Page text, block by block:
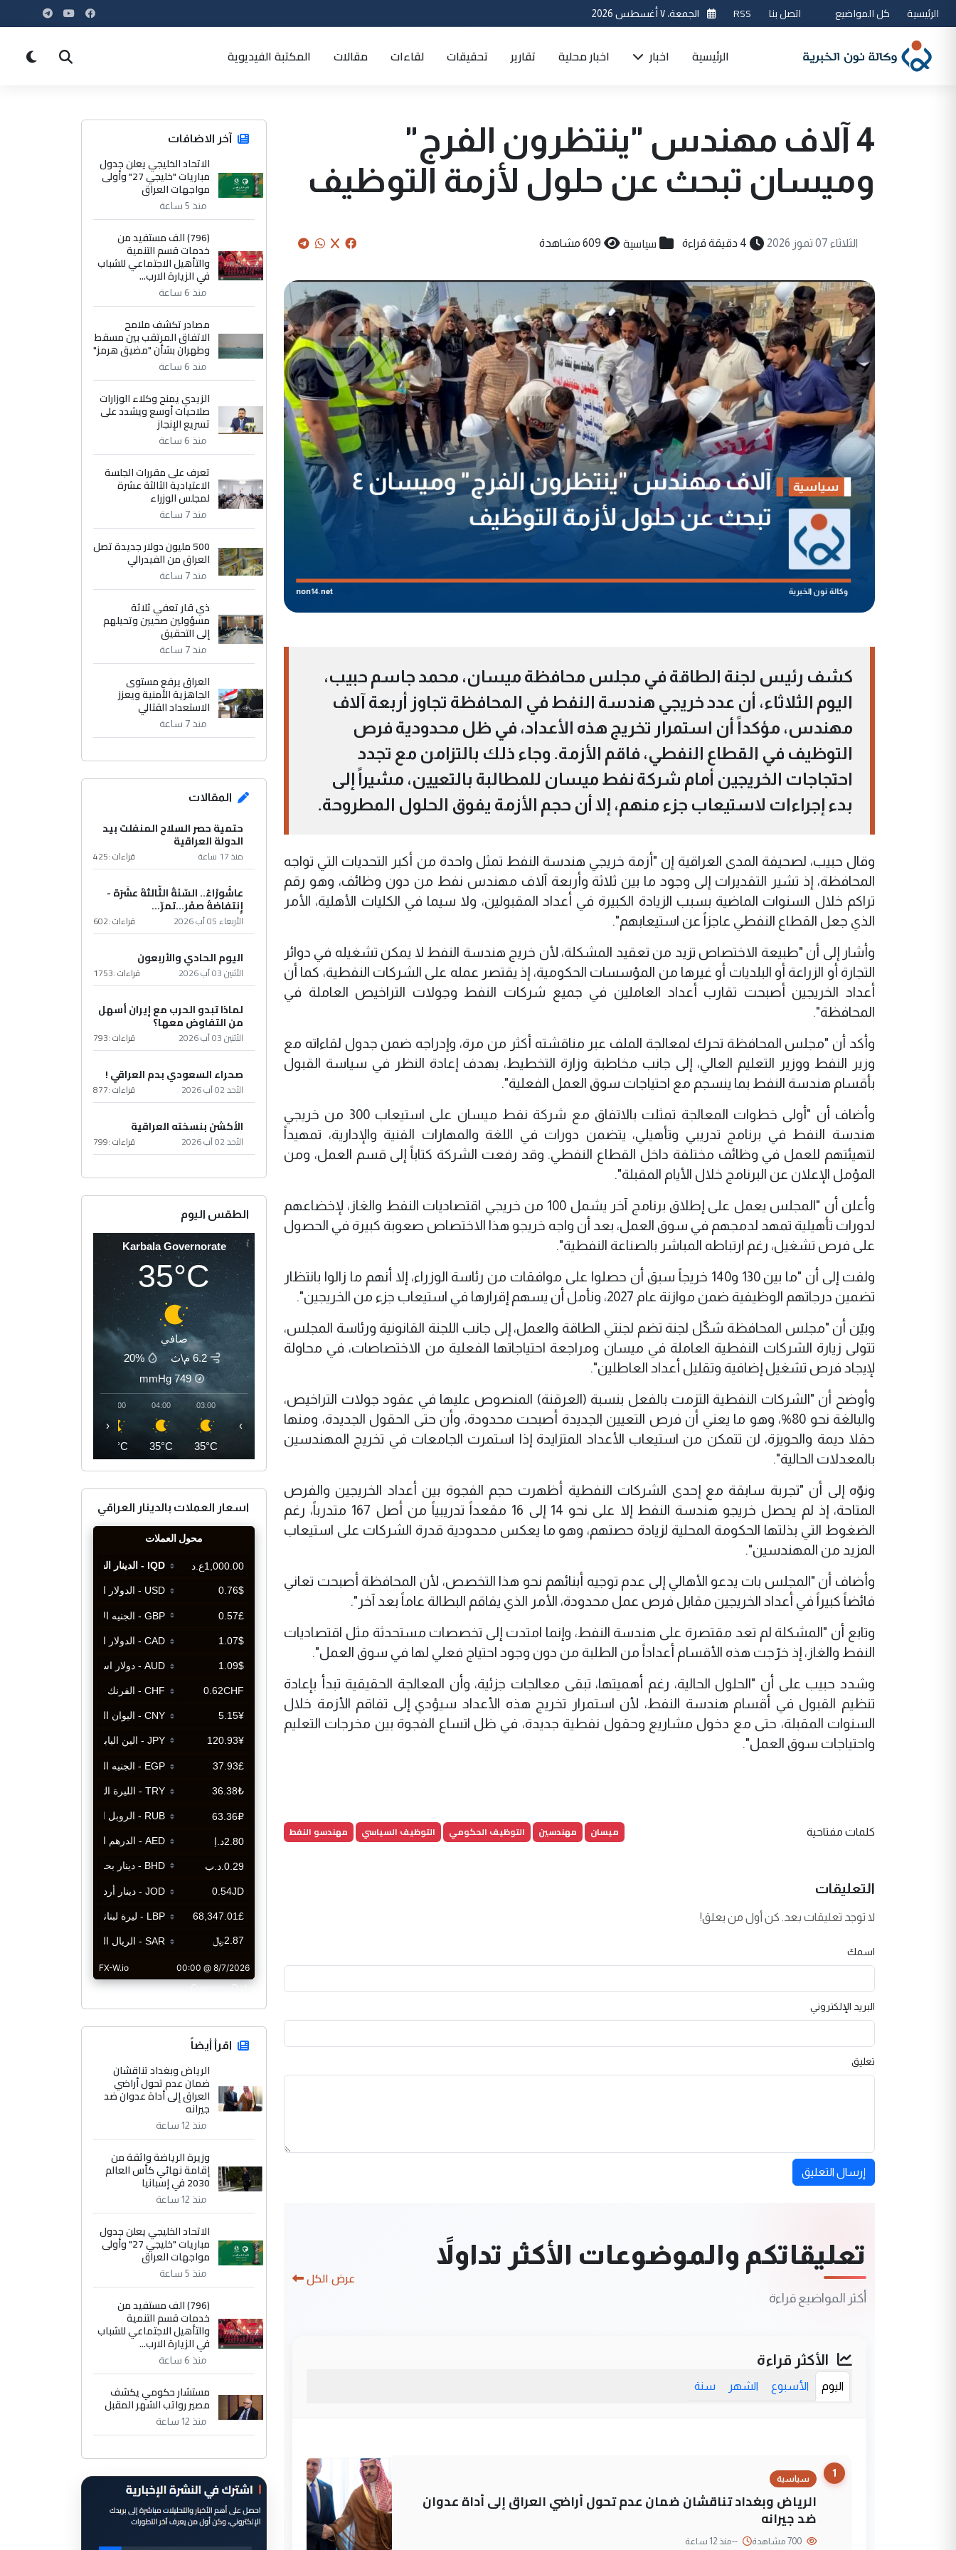
الرئيسية كل المواضيع اتصل بنا RSS الجمعة، ٧ أغسطس 2026
الرئيسية اخبار اخبار محلية تقارير تحقيقات لقاءات مقالات المكتبة الفيديوية
4 آلاف مهندس "ينتظرون الفرج"
وميسان تبحث عن حلول لأزمة التوظيف
الثلاثاء 07 تموز 2026 4 دقيقة قراءة سياسية 609 مشاهدة
كشف رئيس لجنة الطاقة في مجلس محافظة ميسان، محمد جاسم حبيب،
اليوم الثلاثاء، أن عدد خريجي هندسة النفط في المحافظة تجاوز أربعة آلاف
مهندس، مؤكداً أن استمرار تخريج هذه الأعداد، في ظل محدودية فرص
التوظيف في القطاع النفطي، فاقم الأزمة. وجاء ذلك بالتزامن مع تجدد
احتجاجات الخريجين أمام شركة نفط ميسان للمطالبة بالتعيين، مشيراً إلى
بدء إجراءات لاستيعاب جزء منهم، إلا أن حجم الأزمة يفوق الحلول المطروحة.
وقال حبيب، لصحيفة المدى العراقية إن "أزمة خريجي هندسة النفط تمثل واحدة من أكبر التحديات التي تواجه
المحافظة، إذ تشير التقديرات إلى وجود ما بين ثلاثة وأربعة آلاف مهندس نفط من دون وظائف، وهو رقم
تراكم خلال السنوات الماضية بسبب الزيادة الكبيرة في أعداد المقبولين، ولا سيما في الكليات الأهلية، الأمر
الذي جعل القطاع النفطي عاجزاً عن استيعابهم".
وأشار إلى أن "طبيعة الاختصاص تزيد من تعقيد المشكلة، لأن خريج هندسة النفط لا يمكن تشغيله في دوائر
التجارة أو الزراعة أو البلديات أو غيرها من المؤسسات الحكومية، إذ يقتصر عمله على الشركات النفطية، كما أن
أعداد الخريجين أصبحت تقارب أعداد العاملين في جميع شركات النفط وجولات التراخيص العاملة في
المحافظة".
وأكد أن "مجلس المحافظة تحرك لمعالجة الملف عبر مناقشته أكثر من مرة، وإدراجه ضمن جدول لقاءاته مع
وزير النفط ووزير التعليم العالي، إلى جانب مخاطبة وزارة التخطيط، بهدف إعادة النظر في سياسة القبول
بأقسام هندسة النفط بما ينسجم مع احتياجات سوق العمل الفعلية".
وأضاف أن "أولى خطوات المعالجة تمثلت بالاتفاق مع شركة نفط ميسان على استيعاب 300 من خريجي
هندسة النفط في برنامج تدريبي وتأهيلي، يتضمن دورات في اللغة والمهارات الفنية والإدارية، تمهيداً
لتهيئتهم للعمل في وظائف مختلفة داخل القطاع النفطي. وقد رفعت الشركة كتاباً إلى قسم العمل، ومن
المؤمل الإعلان عن البرنامج خلال الأيام المقبلة".
وأعلن أن "المجلس يعمل على إطلاق برنامج آخر يشمل 100 من خريجي اقتصاديات النفط والغاز، لإخضاعهم
لدورات تأهيلية تمهد لدمجهم في سوق العمل، بعد أن واجه خريجو هذا الاختصاص صعوبة كبيرة في الحصول
على فرص تشغيل، رغم ارتباطه المباشر بالصناعة النفطية".
ولفت إلى أن "ما بين 130 و140 خريجاً سبق أن حصلوا على موافقات من رئاسة الوزراء، إلا أنهم ما زالوا بانتظار
تضمين درجاتهم الوظيفية ضمن موازنة عام 2027، ونأمل أن يسهم إقرارها في استيعاب جزء من الخريجين".
وبيّن أن "مجلس المحافظة شكّل لجنة تضم لجنتي الطاقة والعمل، إلى جانب اللجنة القانونية ورئاسة المجلس،
تتولى زيارة الشركات النفطية العاملة في ميسان ومراجعة احتياجاتها الفعلية من الاختصاصات، في محاولة
لإيجاد فرص تشغيل إضافية وتقليل أعداد العاطلين".
وأوضح أن "الشركات النفطية التزمت بالفعل بنسبة (العرقنة) المنصوص عليها في عقود جولات التراخيص،
والبالغة نحو 80%، وهو ما يعني أن فرص التعيين الجديدة أصبحت محدودة، وأن حتى الحقول الجديدة، ومنها
حقلا ديمة والحويزة، لن تتمكن من استيعاب الأعداد المتزايدة إذا استمرت الجامعات في تخريج المهندسين
بالمعدلات الحالية".
ونوّه إلى أن "تجربة سابقة مع إحدى الشركات النفطية أظهرت حجم الفجوة بين أعداد الخريجين والفرص
المتاحة، إذ لم يحصل خريجو هندسة النفط إلا على نحو 14 إلى 16 مقعداً تدريبياً من أصل 167 متدرباً، رغم
الضغوط التي بذلتها الحكومة المحلية لزيادة حصتهم، وهو ما يعكس محدودية قدرة الشركات على استيعاب
المزيد من المهندسين".
وأضاف أن "المجلس بات يدعو الأهالي إلى عدم توجيه أبنائهم نحو هذا التخصص، لأن المحافظة أصبحت تعاني
فائضاً كبيراً في أعداد الخريجين مقابل فرص عمل محدودة، الأمر الذي يفاقم البطالة عاماً بعد آخر".
وتابع أن "المشكلة لم تعد مقتصرة على هندسة النفط، وإنما امتدت إلى تخصصات مستحدثة مثل اقتصاديات
النفط والغاز، إذ خرّجت هذه الأقسام أعداداً من الطلبة من دون وجود احتياج فعلي لها في سوق العمل".
وشدد حبيب على أن "الحلول الحالية، رغم أهميتها، تبقى معالجات جزئية، وأن المعالجة الحقيقية تبدأ بإعادة
تنظيم القبول في أقسام هندسة النفط، لأن استمرار تخريج هذه الأعداد سيؤدي إلى تفاقم الأزمة خلال
السنوات المقبلة، حتى مع دخول مشاريع وحقول نفطية جديدة، في ظل اتساع الفجوة بين مخرجات التعليم
واحتياجات سوق العمل".
كلمات مفتاحية ميسان مهندسين التوظيف الحكومي التوظيف السياسي مهندسو النفط
التعليقات
لا توجد تعليقات بعد. كن أول من يعلق!
اسمك
البريد الإلكتروني
تعليق
إرسال التعليق
تعليقاتكم والموضوعات الأكثر تداولاً
أكثر المواضيع قراءة
عرض الكل
الأكثر قراءة
اليوم الأسبوع الشهر سنة
1
سياسية
الرياض وبغداد تناقشان ضمان عدم تحول أراضي العراق إلى أداة عدوان
ضد جيرانه
--منذ 12 ساعة
آخر الاضافات
الاتحاد الخليجي يعلن جدول
مباريات "خليجي 27" وأولى
مواجهات العراق
منذ 5 ساعة
(796) الف مستفيد من
خدمات قسم التنمية
والتأهيل الاجتماعي للشباب
في الزيارة الارب...
منذ 6 ساعة
مصادر تكشف ملامح
الاتفاق المرتقب بين مسقط
وطهران بشأن "مضيق هرمز"
منذ 6 ساعة
الزيدي يمنح وكلاء الوزارات
صلاحيات أوسع ويشدد على
تسريع الإنجاز
منذ 6 ساعة
تعرف على مقررات الجلسة
الاعتيادية الثالثة عشرة
لمجلس الوزراء
منذ 7 ساعة
500 مليون دولار جديدة تصل
العراق من الفيدرالي
منذ 7 ساعة
ذي قار تعفي ثلاثة
مسؤولين صحيين وتحيلهم
إلى التحقيق
منذ 7 ساعة
العراق يرفع مستوى
الجاهزية الأمنية ويعزز
الاستعداد القتالي
منذ 7 ساعة
المقالات
حتمية حصر السلاح المنفلت بيد
الدولة العراقية
منذ 17 ساعة قراءات :425
عاشُورْاءُ.. السّنَةُ الثّالثةَ عشَرَة -
إِنتفاضةُ صفَر…تمرّ...
الأربعاء 05 آب 2026 قراءات :602
اليوم الحادي والأربعون
الأثنين 03 آب 2026 قراءات :1753
لماذا تبدو الحرب مع إيران أسهل
من التفاوض معها؟
الأثنين 03 آب 2026 قراءات :793
صحراء السعودي بدم العراقي !
الأحد 02 آب 2026 قراءات :877
الأكشن بنسخته العراقية
الأحد 02 آب 2026 قراءات :799
الطقس اليوم
Karbala Governorate
35°C
صافي
6.2 م\ث
20%
749
mmHg
03:00
35°C
04:00
35°C
05:00
34°C
‹ ›
اسعار العملات بالدينار العراقي
CurrencyRate
اقرأ أيضاً
الرياض وبغداد تناقشان
ضمان عدم تحول أراضي
العراق إلى أداة عدوان ضد
جيرانه
منذ 12 ساعة
وزيرة الرياضة واثقة من
إقامة نهائي كأس العالم
2030 في إسبانيا
منذ 12 ساعة
الاتحاد الخليجي يعلن جدول
مباريات "خليجي 27" وأولى
مواجهات العراق
منذ 5 ساعة
(796) الف مستفيد من
خدمات قسم التنمية
والتأهيل الاجتماعي للشباب
في الزيارة الارب...
منذ 6 ساعة
مستشار حكومي يكشف
مصير رواتب الشهر المقبل
منذ 12 ساعة